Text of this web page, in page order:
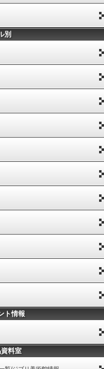
別
ト情報
料室